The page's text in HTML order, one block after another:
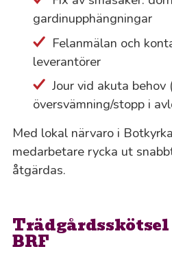
gardinupphängningar
Felanmälan och
leverantörer
Jour vid akuta behov
översvämning/stopp i
Med lokal närvaro i
medarbetare rycka ut
åtgärdas.
BRF